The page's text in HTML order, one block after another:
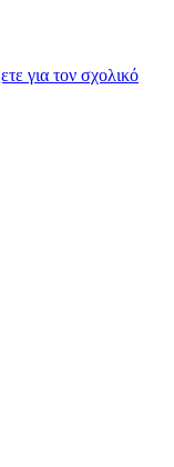
για τον σχολικό